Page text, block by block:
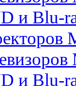
и Blu-
и Blu-